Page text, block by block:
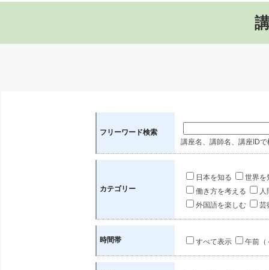
フリーワード検索
講座名、講師名、講座IDで
カテゴリー
日本を知る
世界を
働き方を考える
人
外国語を楽しむ
芸
時間帯 すべて表示 午前（